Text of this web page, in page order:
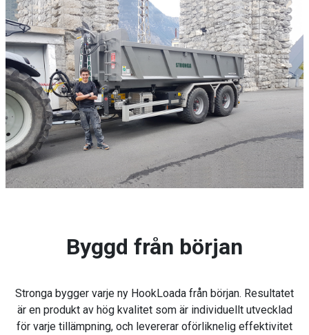
Byggd från början
Stronga bygger varje ny HookLoada från början. Resultatet
är en produkt av hög kvalitet som är individuellt utvecklad
för varje tillämpning, och levererar oförliknelig effektivitet